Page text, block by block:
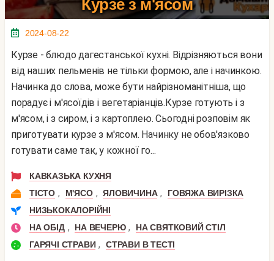
Курзе з м'ясом
2024-08-22
Курзе - блюдо дагестанської кухні. Відрізняються вони
від наших пельменів не тільки формою, але і начинкою.
Начинка до слова, може бути найрізноманітніша, що
порадує і м'ясоїдів і вегетаріанців.Курзе готують і з
м'ясом, і з сиром, і з картоплею. Сьогодні розповім як
приготувати курзе з м'ясом. Начинку не обов'язково
готувати саме так, у кожної го...
КАВКАЗЬКА КУХНЯ
ТІСТО , М'ЯСО , ЯЛОВИЧИНА ,
ГОВЯЖА ВИРІЗКА
НИЗЬКОКАЛОРІЙНІ
НА ОБІД , НА ВЕЧЕРЮ ,
НА СВЯТКОВИЙ СТІЛ
ГАРЯЧІ СТРАВИ , СТРАВИ В ТЕСТІ